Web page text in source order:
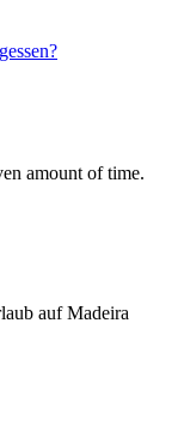
auf Madeira